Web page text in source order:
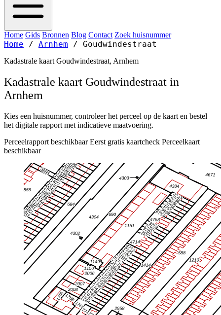
Home Gids Bronnen Blog Contact Zoek huisnummer
Home / Arnhem / Goudwindestraat
Kadastrale kaart Goudwindestraat, Arnhem
Kadastrale kaart Goudwindestraat in
Arnhem
Kies een huisnummer, controleer het perceel op de kaart en bestel
het digitale rapport met indicatieve maatvoering.
Perceelrapport beschikbaar Eerst gratis kaartcheck Perceelkaart
beschikbaar